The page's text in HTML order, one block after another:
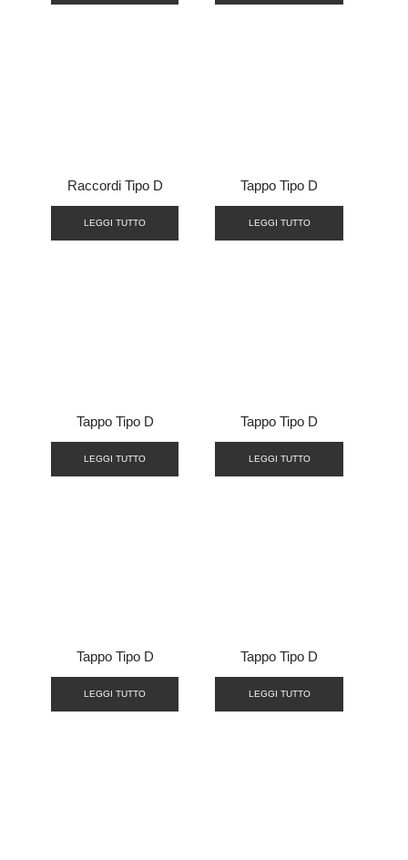
Raccordi Tipo D
LEGGI TUTTO
Tappo Tipo D
LEGGI TUTTO
Tappo Tipo D
LEGGI TUTTO
Tappo Tipo D
LEGGI TUTTO
Tappo Tipo D
LEGGI TUTTO
Tappo Tipo D
LEGGI TUTTO